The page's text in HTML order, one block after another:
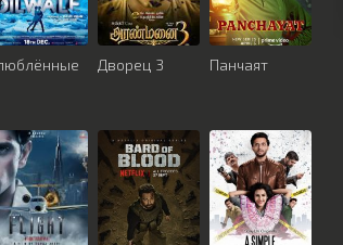
Дворец 3 Панчаят